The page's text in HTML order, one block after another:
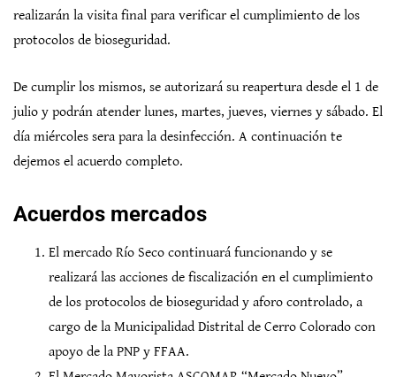
realizarán la visita final para verificar el cumplimiento de los
protocolos de bioseguridad.
De cumplir los mismos, se autorizará su reapertura desde el 1 de
julio y podrán atender lunes, martes, jueves, viernes y sábado. El
día miércoles sera para la desinfección. A continuación te
dejemos el acuerdo completo.
Acuerdos mercados
El mercado Río Seco continuará funcionando y se
realizará las acciones de fiscalización en el cumplimiento
de los protocolos de bioseguridad y aforo controlado, a
cargo de la Municipalidad Distrital de Cerro Colorado con
apoyo de la PNP y FFAA.